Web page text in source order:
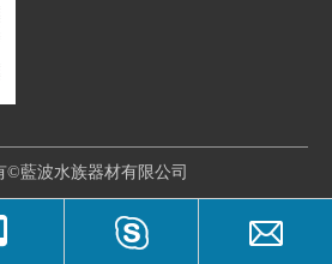
©藍波水族器材有限公司